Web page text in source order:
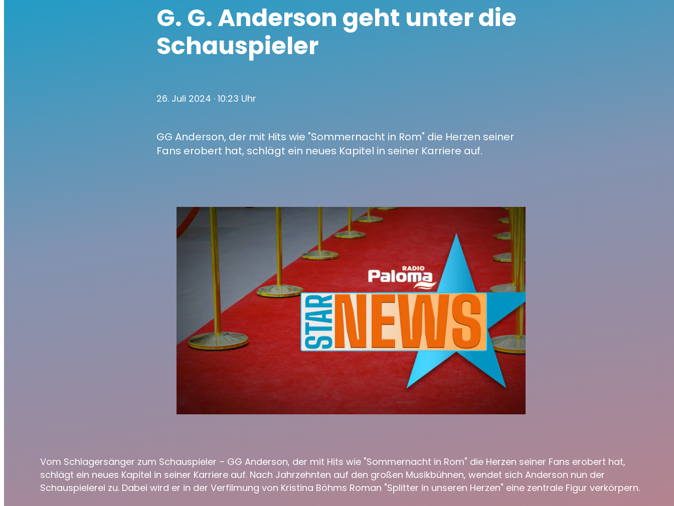
G. G. Anderson geht unter die
Schauspieler
26. Juli 2024 · 10:23 Uhr
GG Anderson, der mit Hits wie "Sommernacht in Rom" die Herzen seiner
Fans erobert hat, schlägt ein neues Kapitel in seiner Karriere auf.
Vom Schlagersänger zum Schauspieler – GG Anderson, der mit Hits wie "Sommernacht in Rom" die Herzen seiner Fans erobert hat,
schlägt ein neues Kapitel in seiner Karriere auf. Nach Jahrzehnten auf den großen Musikbühnen, wendet sich Anderson nun der
Schauspielerei zu. Dabei wird er in der Verfilmung von Kristina Böhms Roman "Splitter in unseren Herzen" eine zentrale Figur verkörpern.